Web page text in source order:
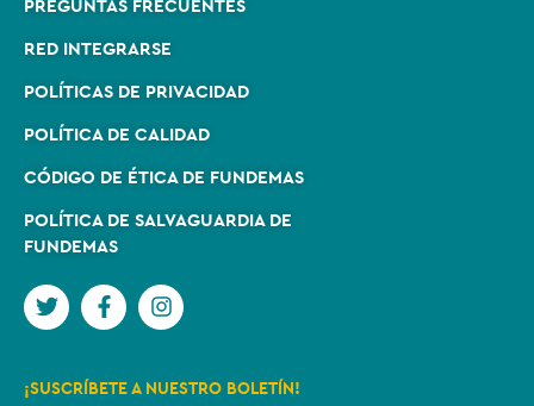
PREGUNTAS FRECUENTES
RED INTEGRARSE
POLÍTICAS DE PRIVACIDAD
POLÍTICA DE CALIDAD
CÓDIGO DE ÉTICA DE FUNDEMAS
POLÍTICA DE SALVAGUARDIA DE
FUNDEMAS
¡SUSCRÍBETE A NUESTRO BOLETÍN!